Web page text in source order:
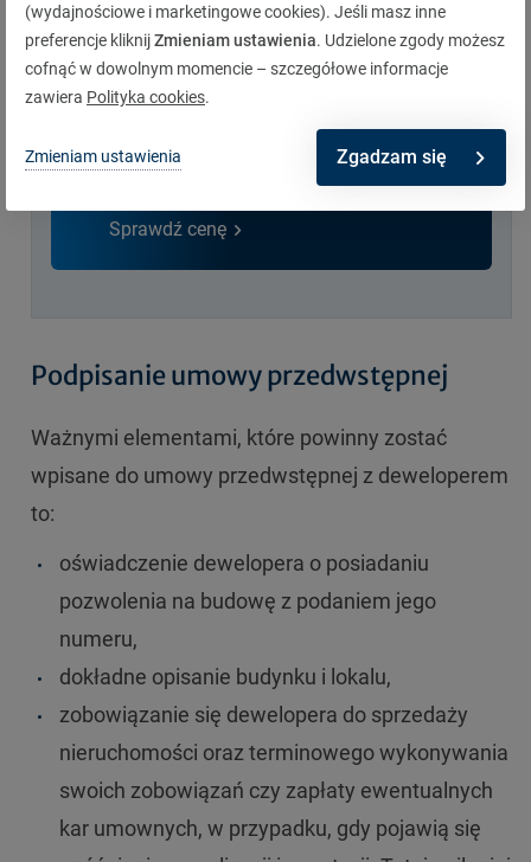
Ubezpieczenie domu i
mieszkania
Sprawdź cenę
Podpisanie umowy przedwstępnej
Ważnymi elementami, które powinny zostać
wpisane do umowy przedwstępnej z deweloperem
to:
oświadczenie dewelopera o posiadaniu
pozwolenia na budowę z podaniem jego
numeru,
dokładne opisanie budynku i lokalu,
zobowiązanie się dewelopera do sprzedaży
nieruchomości oraz terminowego wykonywania
swoich zobowiązań czy zapłaty ewentualnych
kar umownych, w przypadku, gdy pojawią się
(wydajnościowe i marketingowe cookies). Jeśli masz inne
preferencje kliknijZmieniam ustawienia. Udzielone zgody możesz
cofnąć w dowolnym momencie – szczegółowe informacje
zawiera Polityka cookies.
Zmieniam ustawienia Zgadzam się